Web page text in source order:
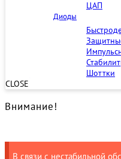
ЦАП
Диоды
Шоттки
CLOSE
Внимание!
В связи с нестабильной